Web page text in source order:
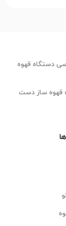
دستگاه قهوه
قهوه ساز دست